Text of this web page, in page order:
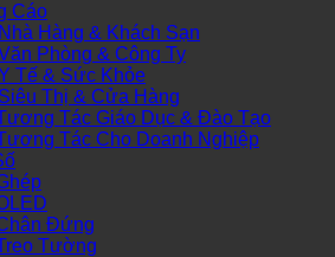
Cáo
Hàng & Khách Sạn
Phòng & Công Ty
Tế & Sức Khỏe
Thị & Cửa Hàng
Tác Giáo Dục & Đào Tạo
Tác Cho Doanh Nghiệp
Đứng
Tường